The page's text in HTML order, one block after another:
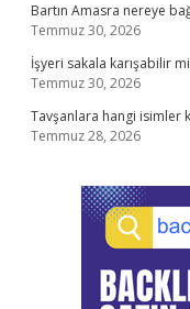
Bartın Amasra nereye
Temmuz 30, 2026
İşyeri sakala karışabilir
Temmuz 30, 2026
Tavşanlara hangi isimler
Temmuz 28, 2026